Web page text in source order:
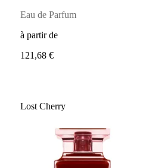
Eau de Parfum
à partir de
121,68 €
Lost Cherry